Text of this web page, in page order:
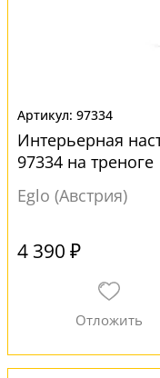
97334
Интерьерная
97334 на треноге
Eglo (Австрия)
4 390 ₽